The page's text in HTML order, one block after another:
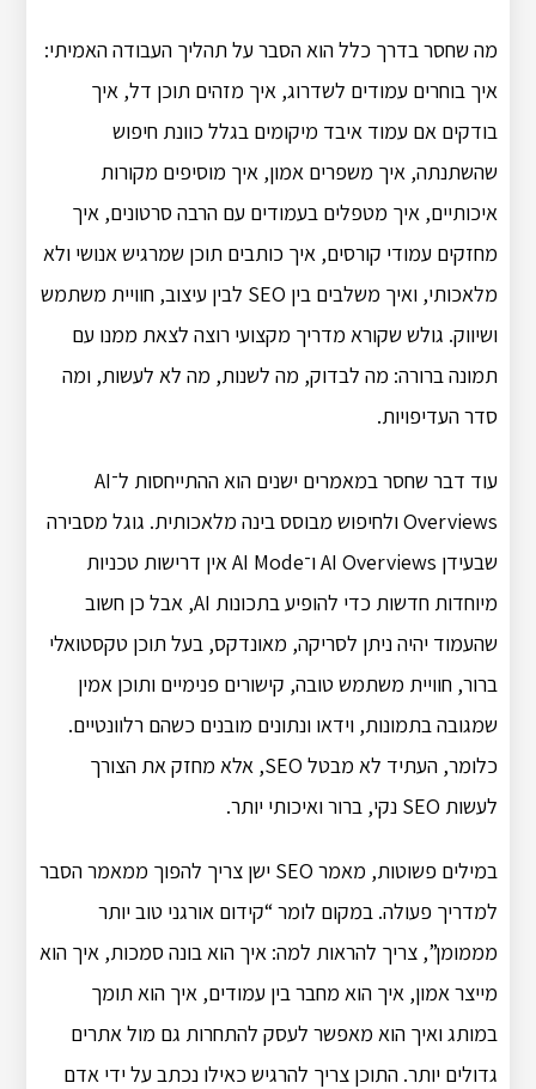
מה שחסר בדרך כלל הוא הסבר על תהליך העבודה האמיתי:
איך בוחרים עמודים לשדרוג, איך מזהים תוכן דל, איך
בודקים אם עמוד איבד מיקומים בגלל כוונת חיפוש
שהשתנתה, איך משפרים אמון, איך מוסיפים מקורות
איכותיים, איך מטפלים בעמודים עם הרבה סרטונים, איך
מחזקים עמודי קורסים, איך כותבים תוכן שמרגיש אנושי ולא
מלאכותי, ואיך משלבים בין SEO לבין עיצוב, חוויית משתמש
ושיווק. גולש שקורא מדריך מקצועי רוצה לצאת ממנו עם
תמונה ברורה: מה לבדוק, מה לשנות, מה לא לעשות, ומה
סדר העדיפויות.
עוד דבר שחסר במאמרים ישנים הוא ההתייחסות ל־AI
Overviews ולחיפוש מבוסס בינה מלאכותית. גוגל מסבירה
שבעידן AI Overviews ו־AI Mode אין דרישות טכניות
מיוחדות חדשות כדי להופיע בתכונות AI, אבל כן חשוב
שהעמוד יהיה ניתן לסריקה, מאונדקס, בעל תוכן טקסטואלי
ברור, חוויית משתמש טובה, קישורים פנימיים ותוכן אמין
שמגובה בתמונות, וידאו ונתונים מובנים כשהם רלוונטיים.
כלומר, העתיד לא מבטל SEO, אלא מחזק את הצורך
לעשות SEO נקי, ברור ואיכותי יותר.
במילים פשוטות, מאמר SEO ישן צריך להפוך ממאמר הסבר
למדריך פעולה. במקום לומר “קידום אורגני טוב יותר
מממומן”, צריך להראות למה: איך הוא בונה סמכות, איך הוא
מייצר אמון, איך הוא מחבר בין עמודים, איך הוא תומך
במותג ואיך הוא מאפשר לעסק להתחרות גם מול אתרים
גדולים יותר. התוכן צריך להרגיש כאילו נכתב על ידי אדם